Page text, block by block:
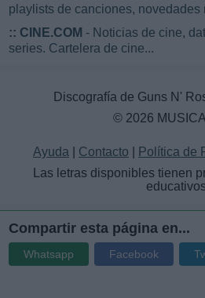
playlists de canciones, novedades
:: CINE.COM - Noticias de cine,
series. Cartelera de cine...
Discografía de Guns N'
© 2026
Ayuda Contacto
Política de
Las letras disponibles tienen
Compartir esta página en...
Whatsapp Facebook